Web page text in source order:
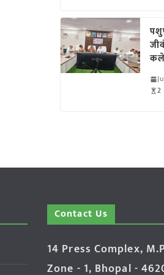
2
Contact Us
14 Press Complex,
Zone - 1, Bhopal -